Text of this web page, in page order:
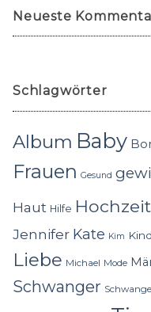
Neueste
Schlagwörter
Album Baby
Frauen Gesund
Haut Hilfe Hochzeit
Jennifer Kate Kim Kind
Liebe Michael Mode
Schwanger